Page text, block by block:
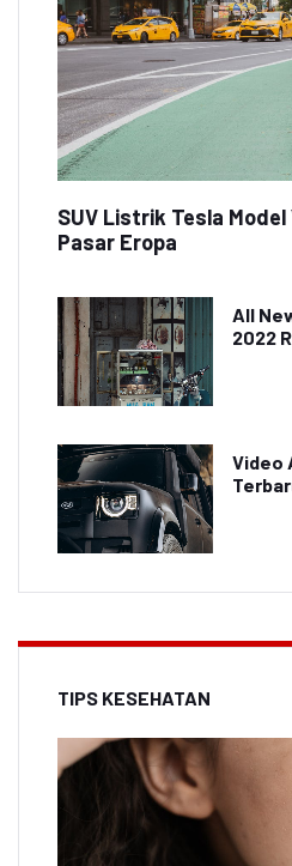
SUV Listrik Tesla
Pasar Eropa
All
2022
Video
TIPS KESEHATAN